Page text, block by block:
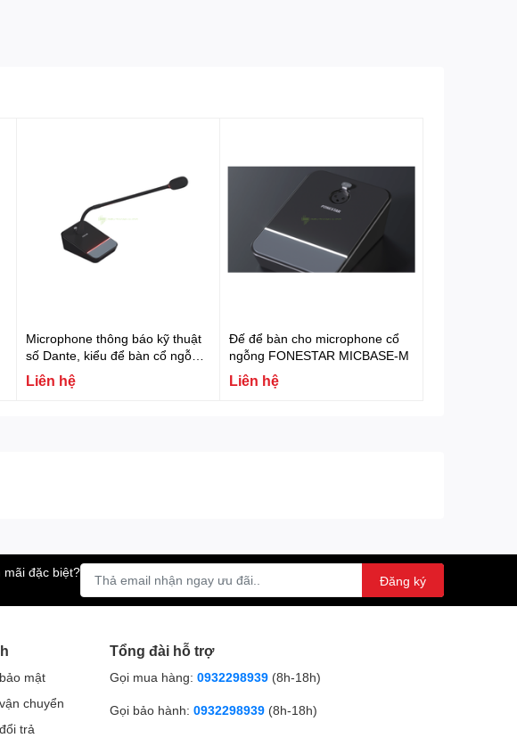
Microphone thông báo kỹ thuật
số Dante, kiểu để bàn cổ ngỗng,
hỗ trợ nguồn PoE Fonestar
MIC-DANTE
Liên hệ
Đế để bàn cho microphone cổ
ngỗng FONESTAR MICBASE-M
Liên hệ
mãi đặc biệt?
Đăng ký
mật
chuyển
trả
Tổng đài hỗ trợ
Gọi mua hàng: 0932298939 (8h-18h)
Gọi bảo hành: 0932298939 (8h-18h)